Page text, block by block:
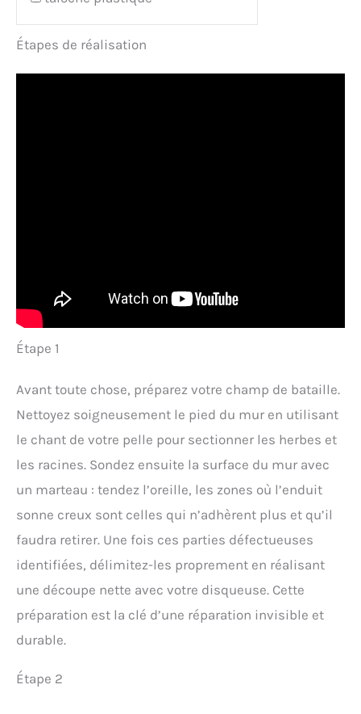
Étapes de réalisation
Étape 1
Avant toute chose, préparez votre champ de bataille.
Nettoyez soigneusement le pied du mur en utilisant
le chant de votre pelle pour sectionner les herbes et
les racines. Sondez ensuite la surface du mur avec
un marteau : tendez l’oreille, les zones où l’enduit
sonne creux sont celles qui n’adhèrent plus et qu’il
faudra retirer. Une fois ces parties défectueuses
identifiées, délimitez-les proprement en réalisant
une découpe nette avec votre disqueuse. Cette
préparation est la clé d’une réparation invisible et
durable.
Étape 2